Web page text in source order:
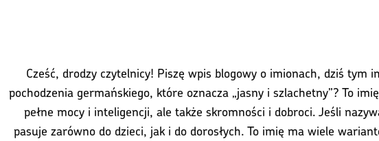
Cześć, drodzy czytelnicy! Piszę wpis blogowy o imionach, dziś
pochodzenia germańskiego, które oznacza „jasny i szlachetny”? To
pełne mocy i inteligencji, ale także skromności i dobroci. Jeśli
pasuje zarówno do dzieci, jak i do dorosłych. To imię ma wiele